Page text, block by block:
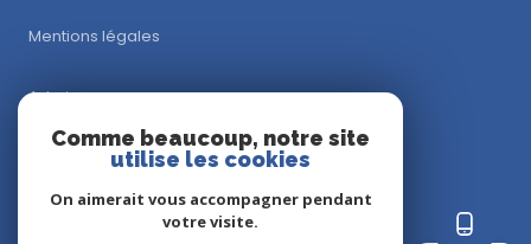
Mentions légales
Admin
Nos honoraires
Comme beaucoup, notre site
utilise les cookies
On aimerait vous accompagner pendant
votre visite.